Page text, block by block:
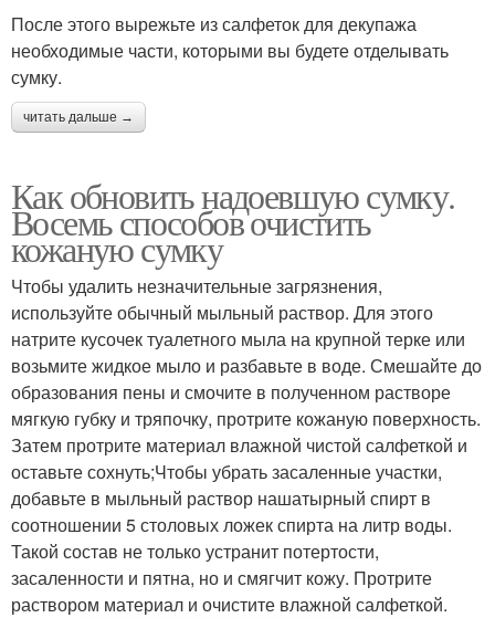
После этого вырежьте из салфеток для декупажа
необходимые части, которыми вы будете отделывать
сумку.
читать дальше →
Как обновить надоевшую сумку.
Восемь способов очистить
кожаную сумку
Чтобы удалить незначительные загрязнения,
используйте обычный мыльный раствор. Для этого
натрите кусочек туалетного мыла на крупной терке или
возьмите жидкое мыло и разбавьте в воде. Смешайте до
образования пены и смочите в полученном растворе
мягкую губку и тряпочку, протрите кожаную поверхность.
Затем протрите материал влажной чистой салфеткой и
оставьте сохнуть;Чтобы убрать засаленные участки,
добавьте в мыльный раствор нашатырный спирт в
соотношении 5 столовых ложек спирта на литр воды.
Такой состав не только устранит потертости,
засаленности и пятна, но и смягчит кожу. Протрите
раствором материал и очистите влажной салфеткой.